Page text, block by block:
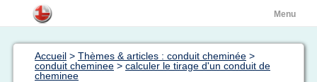
Menu
Accueil > Thèmes & articles : conduit cheminée >
conduit cheminee > calculer le tirage d'un conduit de
cheminee